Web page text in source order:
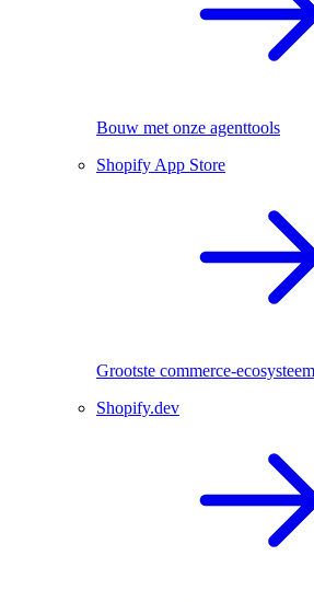
Bouw met onze agenttools
Shopify App Store
Grootste commerce-ecosysteem
Shopify.dev